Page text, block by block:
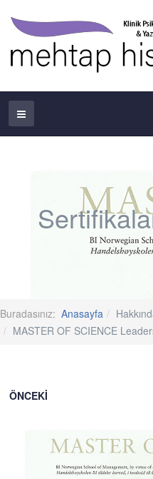
Buradasınız: Anasayfa
MASTER OF SCIENCE
ÖNCEKI